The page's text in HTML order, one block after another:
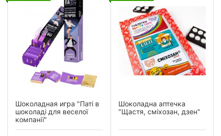
Шоколадная игра "Паті в
шоколаді для веселої
компанії"
Шоколадна аптечка
"Щастя, сміхозан, дзен"